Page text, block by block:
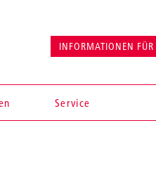
Service
INFORMATIONEN FÜR